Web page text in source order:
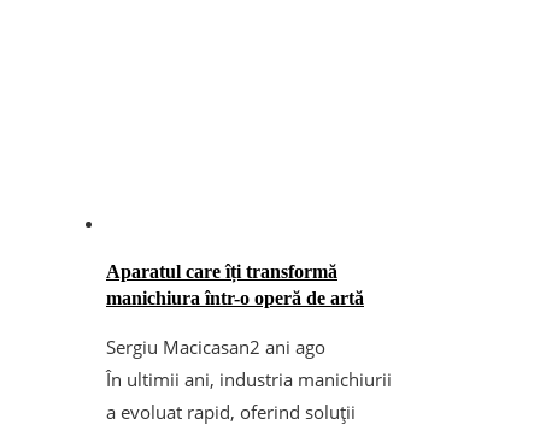
Aparatul care îți transformă
manichiura într-o operă de artă
Sergiu Macicasan2 ani ago
În ultimii ani, industria manichiurii
a evoluat rapid, oferind soluții